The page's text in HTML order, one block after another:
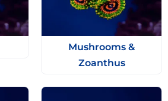
Mushrooms &
Zoanthus